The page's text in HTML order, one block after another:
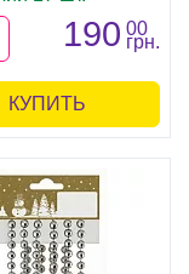
190 00
грн.
КУПИТЬ